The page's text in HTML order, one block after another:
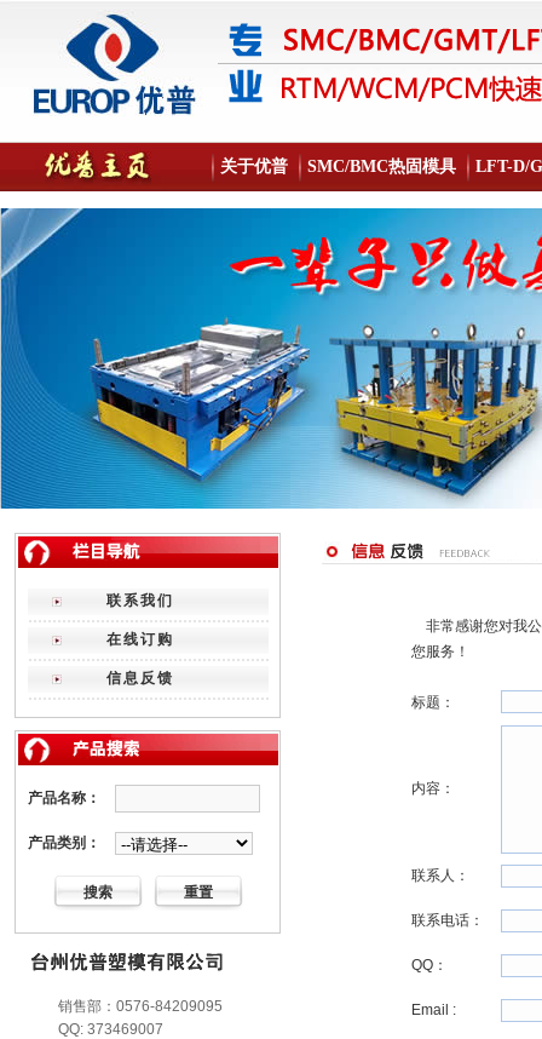
关于优普 SMC/BMC热固模具 LFT-D/
联系我们
在线订购
信息反馈
产品名称：
产品类别：
销售部：0576-84209095
QQ: 373469007
非常感谢您对我公
您服务！
标题：
内容：
联系人：
联系电话：
QQ：
Email :